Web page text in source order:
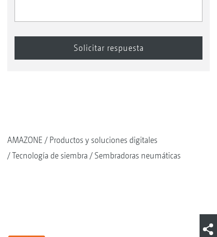
AMAZONE
Productos y soluciones digitales
Tecnología de siembra
Sembradoras neumáticas